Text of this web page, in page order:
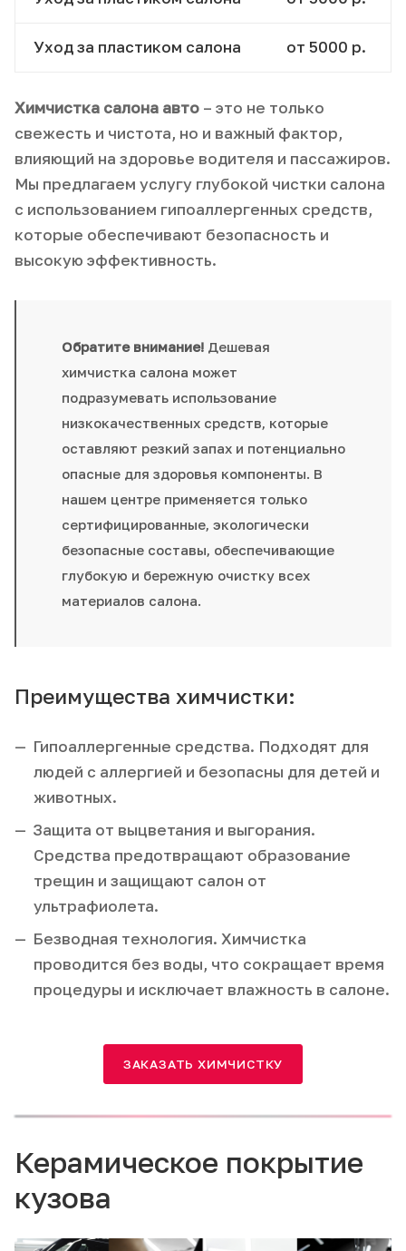
Уход за пластиком салона от 5000 р.
Химчистка салона авто – это не только
свежесть и чистота, но и важный фактор,
влияющий на здоровье водителя и пассажиров.
Мы предлагаем услугу глубокой чистки салона
с использованием гипоаллергенных средств,
которые обеспечивают безопасность и
высокую эффективность.
Обратите внимание! Дешевая
химчистка салона может
подразумевать использование
низкокачественных средств, которые
оставляют резкий запах и потенциально
опасные для здоровья компоненты. В
нашем центре применяется только
сертифицированные, экологически
безопасные составы, обеспечивающие
глубокую и бережную очистку всех
материалов салона.
Преимущества химчистки:
Гипоаллергенные средства. Подходят для
людей с аллергией и безопасны для детей и
животных.
Защита от выцветания и выгорания.
Средства предотвращают образование
трещин и защищают салон от
ультрафиолета.
Безводная технология. Химчистка
проводится без воды, что сокращает время
процедуры и исключает влажность в салоне.
ЗАКАЗАТЬ ХИМЧИСТКУ
Керамическое покрытие
кузова